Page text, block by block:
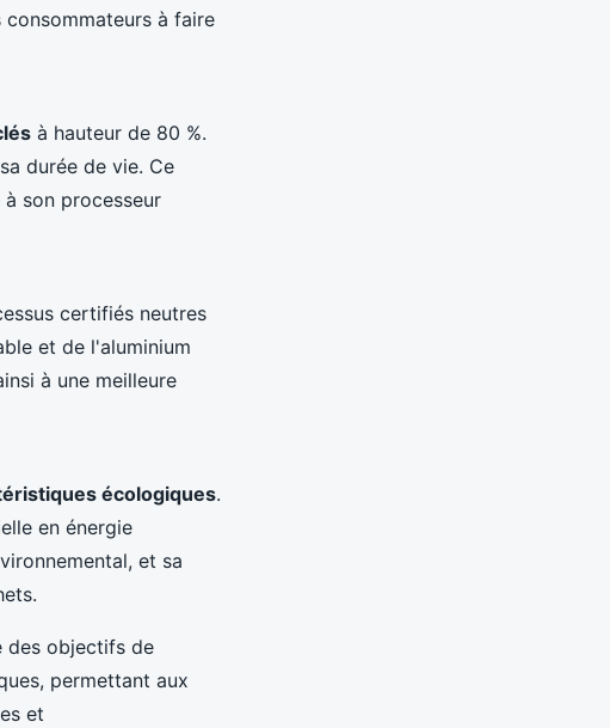
consommateurs à faire
à hauteur de 80 %.
durée de vie. Ce
son processeur
certifiés neutres
et de l'aluminium
à une meilleure
écologiques.
en énergie
et sa
des objectifs de
permettant aux
et